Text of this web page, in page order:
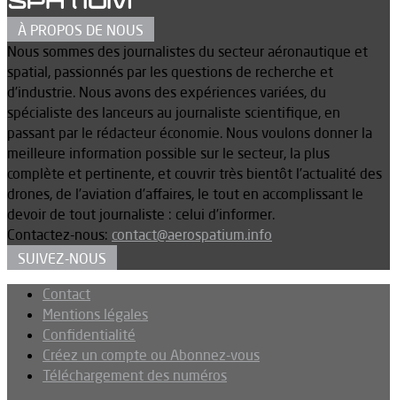
À PROPOS DE NOUS
Nous sommes des journalistes du secteur aéronautique et
spatial, passionnés par les questions de recherche et
d’industrie. Nous avons des expériences variées, du
spécialiste des lanceurs au journaliste scientifique, en
passant par le rédacteur économie. Nous voulons donner la
meilleure information possible sur le secteur, la plus
complète et pertinente, et couvrir très bientôt l’actualité des
drones, de l’aviation d’affaires, le tout en accomplissant le
devoir de tout journaliste : celui d’informer.
Contactez-nous: contact@aerospatium.info
SUIVEZ-NOUS
Contact
Mentions légales
Confidentialité
Créez un compte ou Abonnez-vous
Téléchargement des numéros